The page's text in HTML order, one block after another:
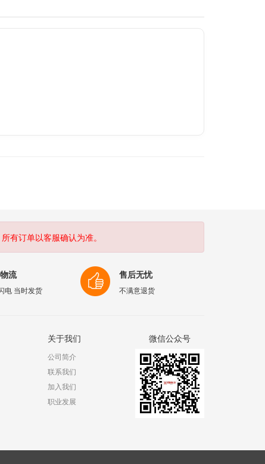
有订单以客服确认为准。
流
电 当时发货
售后无忧
不满意退货
关于我们
公司简介
联系我们
加入我们
职业发展
微信公众号